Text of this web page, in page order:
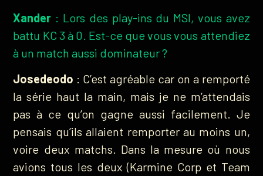
Xander : Lors des play-ins du MSI, vous avez
battu KC 3 à 0. Est-ce que vous vous attendiez
à un match aussi dominateur ?
Josedeodo : C’est agréable car on a remporté
la série haut la main, mais je ne m’attendais
pas à ce qu’on gagne aussi facilement. Je
pensais qu’ils allaient remporter au moins un,
voire deux matchs. Dans la mesure où nous
avions tous les deux (Karmine Corp et Team